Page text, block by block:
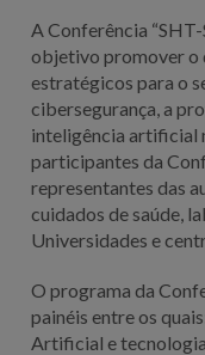
A Conferência
objetivo promover o
estratégicos para o
cibersegurança, a
inteligência artificial
participantes da
representantes das
cuidados de saúde,
Universidades e
O programa da
painéis entre os
Artificial e